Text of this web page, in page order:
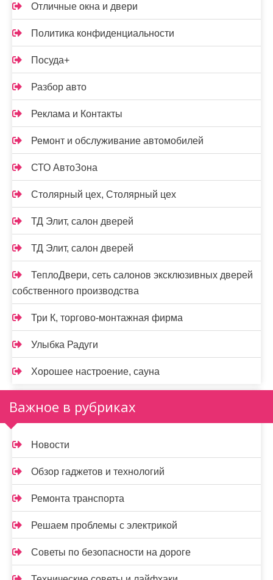
Отличные окна и двери
Политика конфиденциальности
Посуда+
Разбор авто
Реклама и Контакты
Ремонт и обслуживание автомобилей
СТО АвтоЗона
Столярный цех, Столярный цех
ТД Элит, салон дверей
ТД Элит, салон дверей
ТеплоДвери, сеть салонов эксклюзивных дверей
собственного производства
Три К, торгово-монтажная фирма
Улыбка Радуги
Хорошее настроение, сауна
Важное в рубриках
Новости
Обзор гаджетов и технологий
Ремонта транспорта
Решаем проблемы с электрикой
Советы по безопасности на дороге